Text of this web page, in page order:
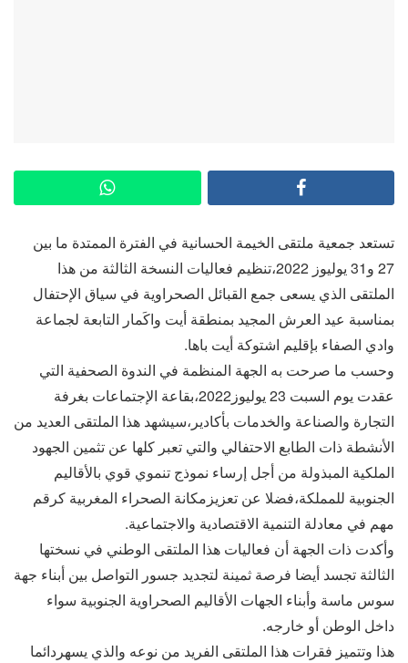
تستعد جمعية ملتقى الخيمة الحسانية في الفترة الممتدة ما بين
27 و31 يوليوز 2022،تنظيم فعاليات النسخة الثالثة من هذا
الملتقى الذي يسعى جمع القبائل الصحراوية في سياق الإحتفال
بمناسبة عيد العرش المجيد بمنطقة أيت واكَمار التابعة لجماعة
وادي الصفاء بإقليم اشتوكة أيت باها.
وحسب ما صرحت به الجهة المنظمة في الندوة الصحفية التي
عقدت يوم السبت 23 يوليوز2022،بقاعة الإجتماعات بغرفة
التجارة والصناعة والخدمات بأكادير،سيشهد هذا الملتقى العديد من
الأنشطة ذات الطابع الاحتفالي والتي تعبر كلها عن تثمين الجهود
الملكية المبذولة من أجل إرساء نموذج تنموي قوي بالأقاليم
الجنوبية للمملكة،فضلا عن تعزيزمكانة الصحراء المغربية كرقم
مهم في معادلة التنمية الاقتصادية والاجتماعية.
وأكدت ذات الجهة أن فعاليات هذا الملتقى الوطني في نسختها
الثالثة تجسد أيضا فرصة ثمينة لتجديد جسور التواصل بين أبناء جهة
سوس ماسة وأبناء الجهات الأقاليم الصحراوية الجنوبية سواء
داخل الوطن أو خارجه.
هذا وتتميز فقرات هذا الملتقى الفريد من نوعه والذي يسهردائما